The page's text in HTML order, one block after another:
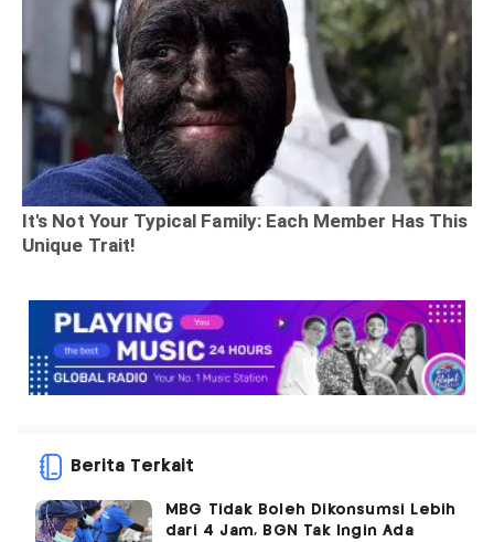
Berita Terkait
MBG Tidak Boleh Dikonsumsi Lebih
dari 4 Jam, BGN Tak Ingin Ada